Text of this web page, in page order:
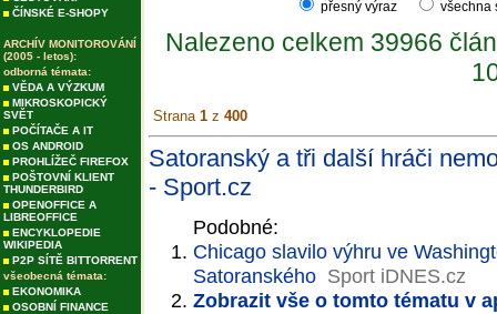
ČÍNSKÉ E-SHOPY
ARCHÍV MONITOROVÁNÍ
(2005 - letos):
odborná témata:
VĚDA A VÝZKUM
MIKROSKOPICKÝ
SVĚT
POČÍTAČE A IT
OS ANDROID
PROHLÍŽEČ FIREFOX
POŠTOVNÍ KLIENT
THUNDERBIRD
OPENOFFICE A
LIBREOFFICE
ENCYKLOPEDIE
WIKIPEDIA
P2P SÍTĚ BITTORRENT
všeobecná témata:
EKONOMIKA
OSOBNÍ FINANCE
přesný výraz
Nalezeno celkem 39966
Strana 1 z 400
Satoranský a tři další hráči
- Sport.cz
Podobné:
Chicago slavilo výhru ve
Satoranského Sport iDNES.cz
Zobrazit vše o tomto tématu v